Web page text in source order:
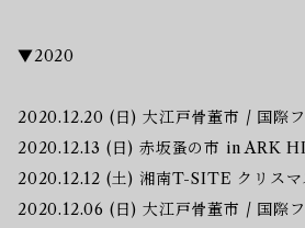
▼2020
2020.12.20 (日) 大江戸骨董市 / 国際
2020.12.13 (日) 赤坂蚤の市 in ARK
2020.12.12 (土) 湘南T-SITE クリス
2020.12.06 (日) 大江戸骨董市 / 国際